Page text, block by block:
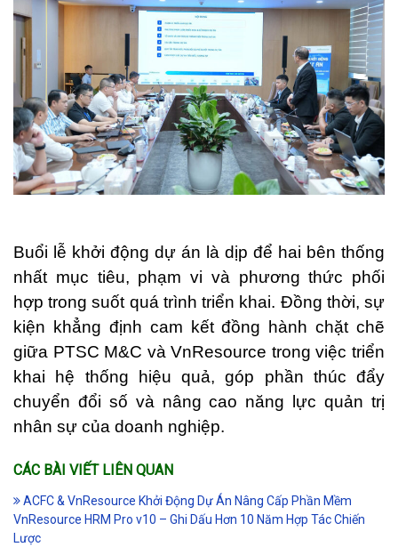
Buổi lễ khởi động dự án là dịp để hai bên thống
nhất mục tiêu, phạm vi và phương thức phối
hợp trong suốt quá trình triển khai. Đồng thời, sự
kiện khẳng định cam kết đồng hành chặt chẽ
giữa PTSC M&C và VnResource trong việc triển
khai hệ thống hiệu quả, góp phần thúc đẩy
chuyển đổi số và nâng cao năng lực quản trị
nhân sự của doanh nghiệp.
CÁC BÀI VIẾT LIÊN QUAN
ACFC & VnResource Khởi Động Dự Án Nâng Cấp Phần Mềm
VnResource HRM Pro v10 – Ghi Dấu Hơn 10 Năm Hợp Tác Chiến
Lược